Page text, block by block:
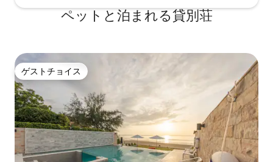
ペットと泊まれる貸別荘
ゲストチョイス
ゲストチョイス